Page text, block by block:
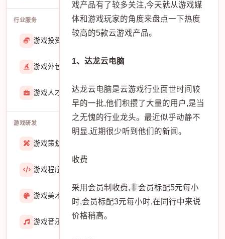
行业服务
游戏投资交易
游戏外包 22912
游戏人才招聘51767
游戏研发
游戏策划
游戏程序
游戏美术
游戏音乐
戏产品有了较多关注,今天就从游戏媒
体和游戏玩家的角度来盘点一下热度
较高的5款云游戏产品。
1、达龙云电脑
达龙云电脑是云游戏行业面世时间较
早的一批,他们积攒了大量的用户,是当
之无愧的行业龙头。最近似乎动静不
明显,近期很少听到他们的新闻。
收费
采用会员制收费,非会员标配5元每小
时,会员标配3元每小时,在同行中来说
价格稍高。